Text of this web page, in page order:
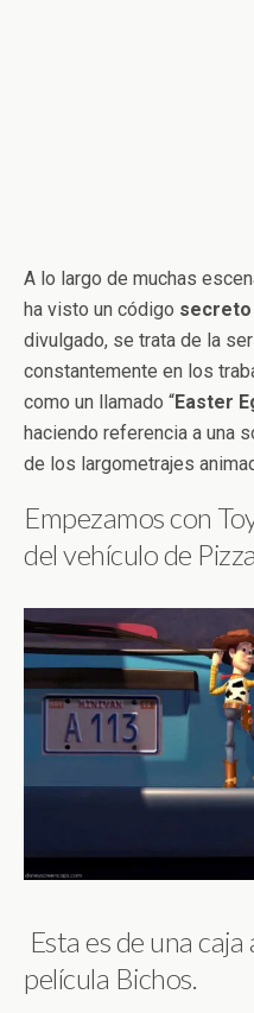
A lo largo de muchas
ha visto un código secreto
divulgado, se trata de la
constantemente en los
como un llamado “Easter
haciendo referencia a una
de los largometrajes
Empezamos con
del vehículo de
Esta es de una
película Bichos.